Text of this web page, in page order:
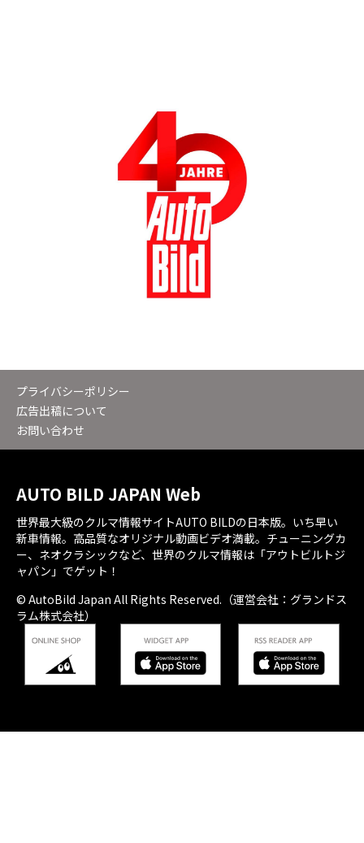
プライバシーポリシー
広告出稿について
お問い合わせ
AUTO BILD JAPAN Web
世界最大級のクルマ情報サイトAUTO BILDの日本版。いち早い
新車情報。高品質なオリジナル動画ビデオ満載。チューニングカ
ー、ネオクラシックなど、世界のクルマ情報は「アウトビルトジ
ャパン」でゲット！
© AutoBild Japan All Rights Reserved.（運営会社：グランドス
ラム株式会社）